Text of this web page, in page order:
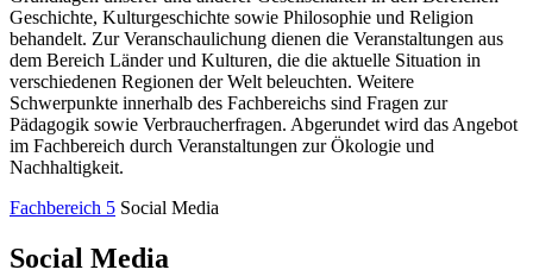
Geschichte, Kulturgeschichte sowie Philosophie und Religion
behandelt. Zur Veranschaulichung dienen die Veranstaltungen aus
dem Bereich Länder und Kulturen, die die aktuelle Situation in
verschiedenen Regionen der Welt beleuchten. Weitere
Schwerpunkte innerhalb des Fachbereichs sind Fragen zur
Pädagogik sowie Verbraucherfragen. Abgerundet wird das Angebot
im Fachbereich durch Veranstaltungen zur Ökologie und
Nachhaltigkeit.
Fachbereich 5 Social Media
Social Media